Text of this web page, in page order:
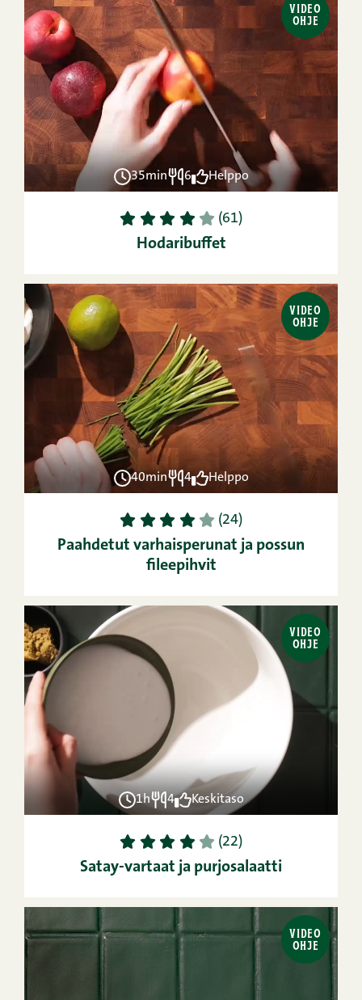
VIDEO
OHJE
35min 6 Helppo
1 2 3 4 5 (61)
Hodaribuffet
VIDEO
OHJE
40min 4 Helppo
1 2 3 4 5 (24)
Paahdetut varhaisperunat ja possun
fileepihvit
VIDEO
OHJE
1h 4 Keskitaso
1 2 3 4 5 (22)
Satay-vartaat ja purjosalaatti
VIDEO
OHJE